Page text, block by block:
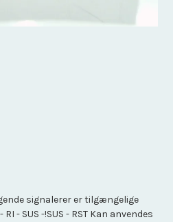
signalerer er tilgængelige
RI - SUS -!SUS - RST Kan anvendes